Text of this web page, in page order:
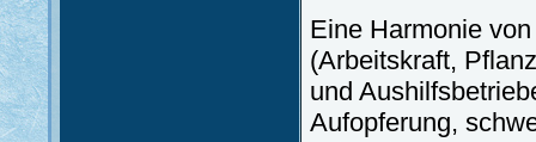
Eine Harmonie
(Arbeitskraft,
und
Aufopferung,